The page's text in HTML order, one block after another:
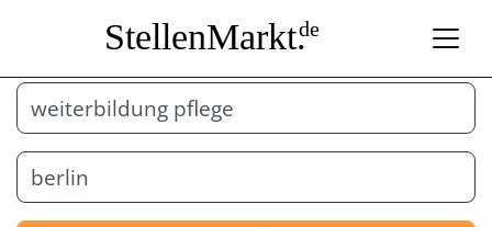
StellenMarkt.de